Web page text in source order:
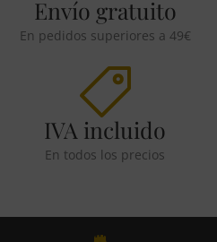
Envío gratuito
En pedidos superiores a 49€
IVA incluido
En todos los precios